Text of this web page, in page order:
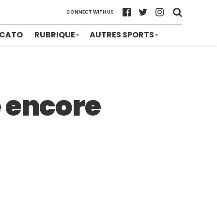
CONNECT WITH US
RUBRIQUE AUTRES SPORTS